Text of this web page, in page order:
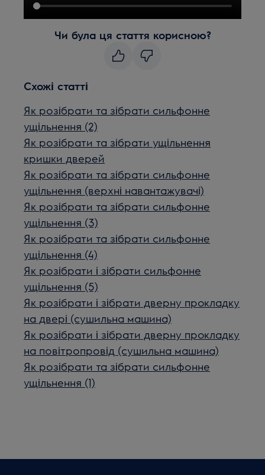
Чи була ця стаття корисною?
Схожі статті
Як розібрати та зібрати сильфонне
ущільнення (2)
Як розібрати та зібрати ущільнення
кришки дверей
Як розібрати та зібрати сильфонне
ущільнення (верхні навантажувачі)
Як розібрати та зібрати сильфонне
ущільнення (3)
Як розібрати та зібрати сильфонне
ущільнення (4)
Як розібрати і зібрати сильфонне
ущільнення (5)
Як розібрати і зібрати дверну прокладку
на двері (сушильна машина)
Як розібрати і зібрати дверну прокладку
на повітропровід (сушильна машина)
Як розібрати та зібрати сильфонне
ущільнення (1)